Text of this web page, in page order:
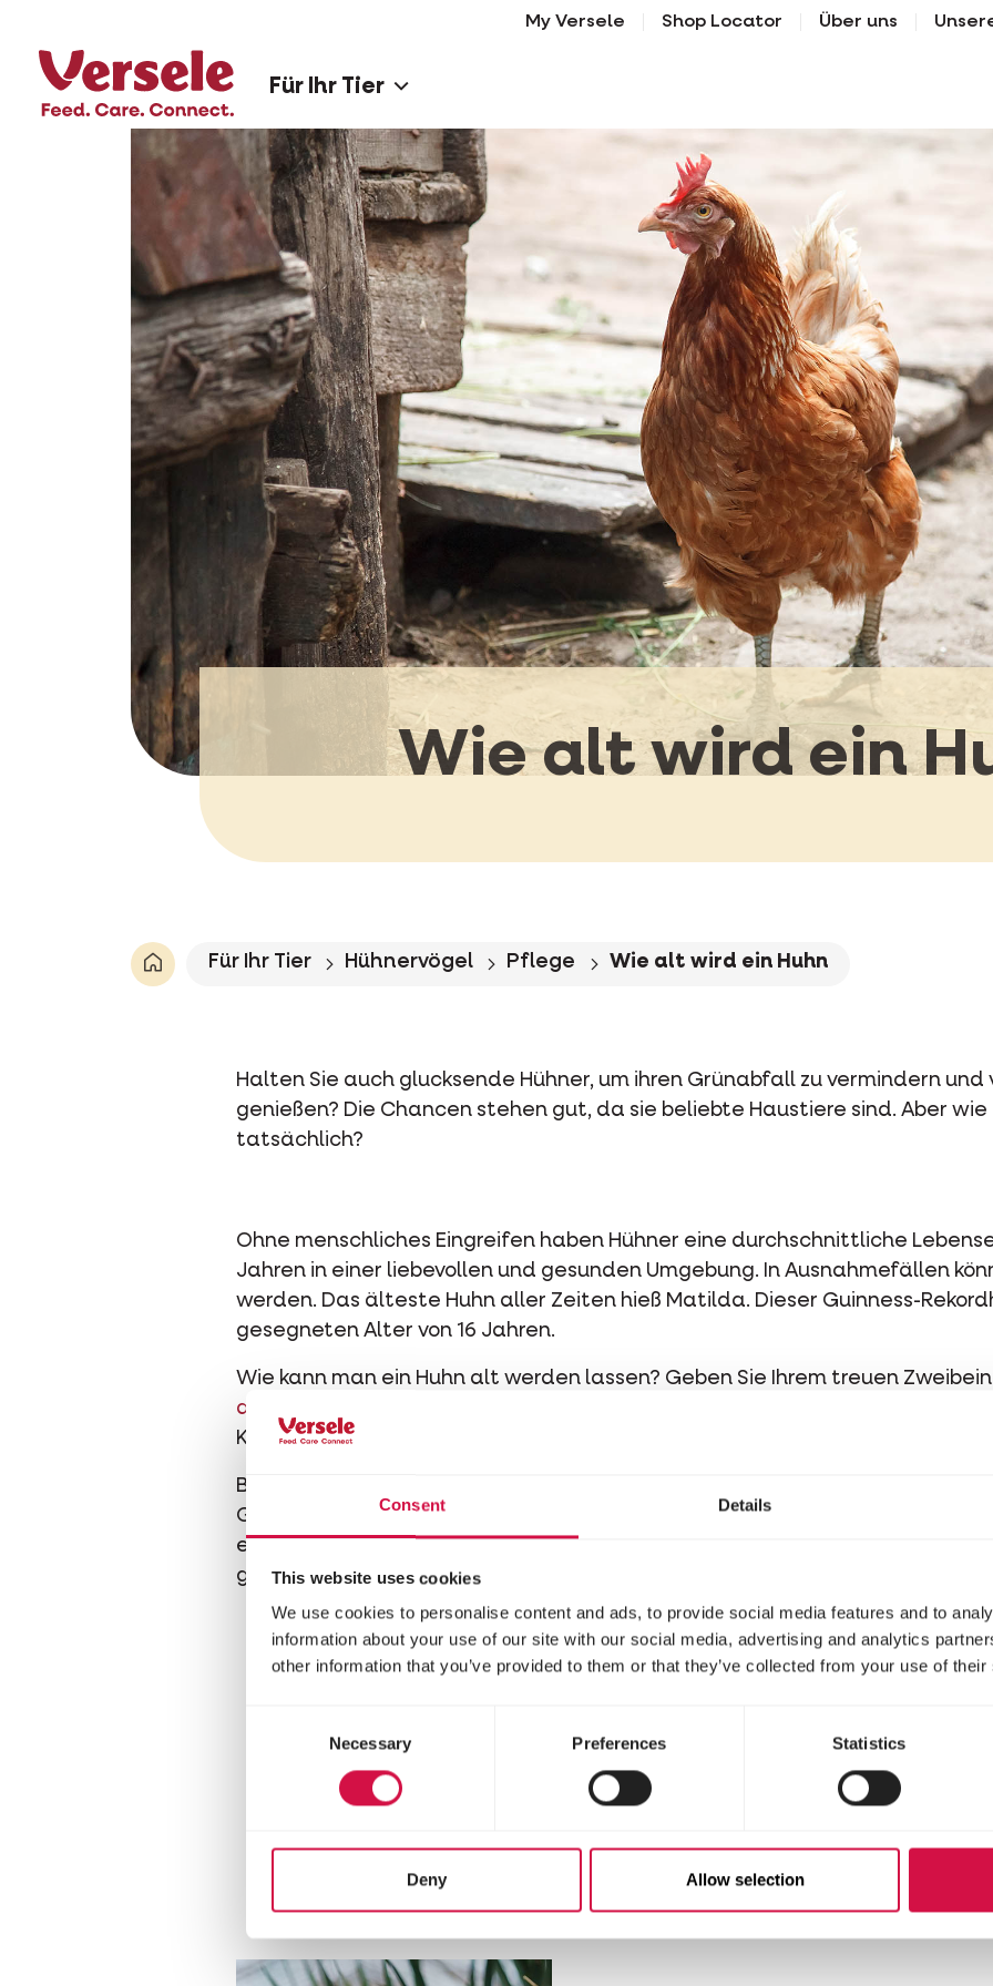
Consent Details
This website uses cookies
We use cookies to personalise content and ads, to provide social media features and to
information about your use of our site with our social media, advertising and analytics
other information that you’ve provided to them or that they’ve collected from your use of
Necessary Preferences Statistics
Deny Allow selection
My Versele Shop Locator Über uns
Für Ihr Tier
Wie alt wird ein
Für Ihr Tier Hühnervögel Pflege Wie alt wird ein Huhn
Halten Sie auch glucksende Hühner, um ihren Grünabfall zu vermindern und
genießen? Die Chancen stehen gut, da sie beliebte Haustiere sind. Aber
tatsächlich?
Ohne menschliches Eingreifen haben Hühner eine durchschnittliche
Jahren in einer liebevollen und gesunden Umgebung. In Ausnahmefällen
werden. Das älteste Huhn aller Zeiten hieß Matilda. Dieser Guinness-
gesegneten Alter von 16 Jahren.
Wie kann man ein Huhn alt werden lassen? Geben Sie Ihrem treuen
der richtigen Ernährung
Kratzen, einem gepflegten Hühnerstall und viel Gesellschaft, denn Hühner
Behalten Sie Ihre Hühner im Auge. Ein gesundes Huhn ist lebhaft und kann
Gefieder erkannt werden, genau wie ein bunter Kamm. Ist Ihr Huhn
es seine Federn hoch oder lässt es seinen Schwanz hängen? Dann fühlt es
gut und es ist am besten, den Tierarzt zu kontaktieren.
Diese Seite Teilen
Auf Facebook
Auf Per
Für Sie ausgewählt